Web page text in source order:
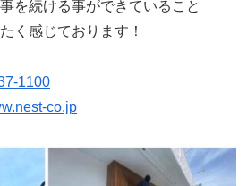
を続ける事ができていること
く感じております！
1100
co.jp